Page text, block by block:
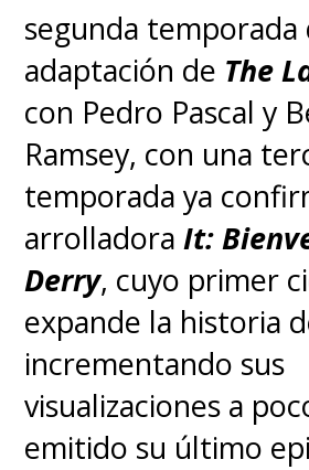
segunda temporada
adaptación de The
con Pedro Pascal y
Ramsey, con una
temporada ya
arrolladoraIt:
Derry, cuyo primer
expande la historia
incrementando sus
visualizaciones a
emitido su último